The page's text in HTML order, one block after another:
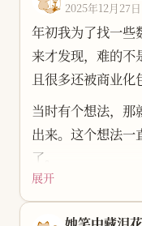
遇越要等一年半载
记得之前和一些人
知数。高中有次放
“一期一会”。在
了。是偶然在班
是一次聚会有人喝
再正常不过的一次
么了，只记得有
到一些还挺漂亮
终想站在前面一点
也在一次次流泪中
无二更坚强的我，
也不是没有遗憾。
糟，几件很重要的
对我说过一句话
2025年12月27
年初我为了找一些
来才发现，难的不
且很多还被商业化
当时有个想法，那
出来。这个想法
了。
肝了五天五夜，
展开